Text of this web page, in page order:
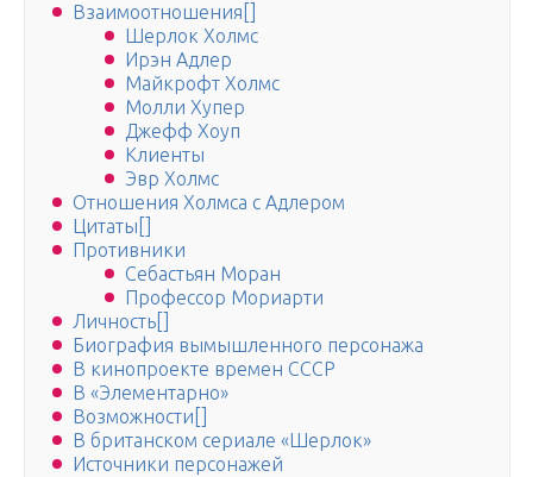
Взаимоотношения[]
Шерлок Холмс
Ирэн Адлер
Майкрофт Холмс
Молли Хупер
Джефф Хоуп
Клиенты
Эвр Холмс
Отношения Холмса с Адлером
Цитаты[]
Противники
Себастьян Моран
Профессор Мориарти
Личность[]
Биография вымышленного персонажа
В кинопроекте времен СССР
В «Элементарно»
Возможности[]
В британском сериале «Шерлок»
Источники персонажей